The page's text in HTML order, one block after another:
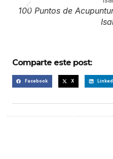
100 Puntos de
Comparte este post:
Facebook X